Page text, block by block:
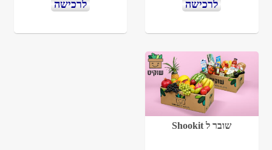
לרכישה לרכישה
שובר ל Shookit